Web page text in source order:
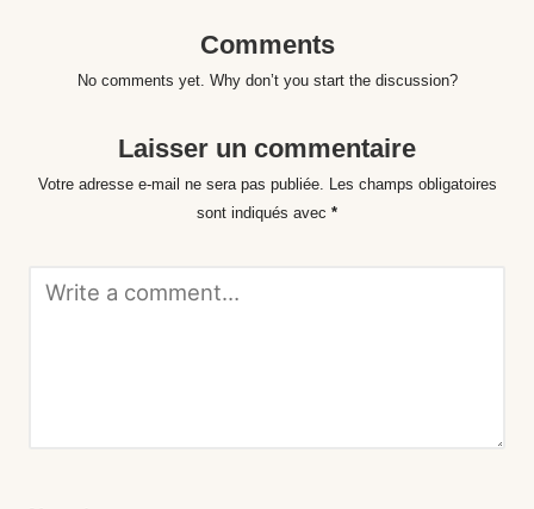
Comments
No comments yet. Why don’t you start the discussion?
Laisser un commentaire
Votre adresse e-mail ne sera pas publiée.
Les champs obligatoires
sont indiqués avec *